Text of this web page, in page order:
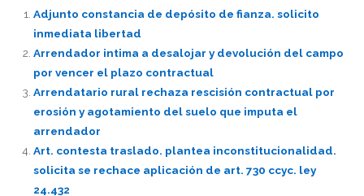
Adjunto constancia de depósito de fianza. solicito
inmediata libertad
Arrendador intima a desalojar y devolución del campo
por vencer el plazo contractual
Arrendatario rural rechaza rescisión contractual por
erosión y agotamiento del suelo que imputa el
arrendador
Art. contesta traslado. plantea inconstitucionalidad.
solicita se rechace aplicación de art. 730 ccyc. ley
24.432